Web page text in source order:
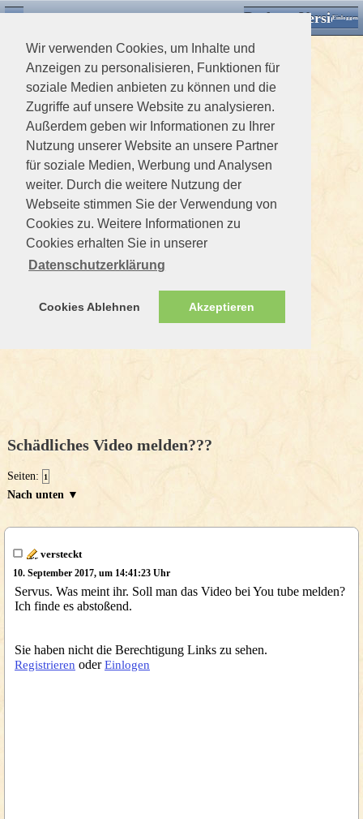
Wir verwenden Cookies, um Inhalte und
Anzeigen zu personalisieren, Funktionen für
soziale Medien anbieten zu können und die
Zugriffe auf unsere Website zu analysieren.
Außerdem geben wir Informationen zu Ihrer
Nutzung unserer Website an unsere Partner
für soziale Medien, Werbung und Analysen
weiter. Durch die weitere Nutzung der
Webseite stimmen Sie der Verwendung von
Cookies zu. Weitere Informationen zu
Cookies erhalten Sie in unserer
Datenschutzerklärung
Cookies Ablehnen Akzeptieren
Desktop VersionEinloggen
Schädliches Video melden???
Seiten: 1
Nach unten ▼
versteckt
10. September 2017, um 14:41:23 Uhr
Servus. Was meint ihr. Soll man das Video bei You tube melden?
Ich finde es abstoßend.
Sie haben nicht die Berechtigung Links zu sehen.
Registrieren oderEinlogen